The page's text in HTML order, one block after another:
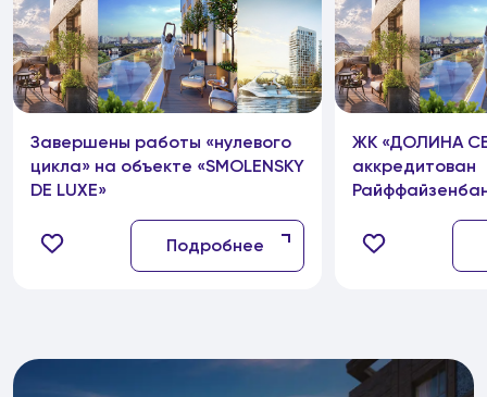
Завершены работы «нулевого
цикла» на объекте «SMOLENSKY
DE LUXE»
Подробнее
ЖК «ДОЛИНА
аккредитован